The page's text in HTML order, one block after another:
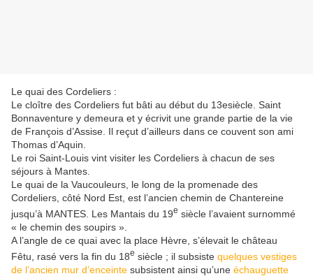
Le quai des Cordeliers :
Le cloître des Cordeliers fut bâti au début du 13esiècle. Saint
Bonnaventure y demeura et y écrivit une grande partie de la vie
de François d’Assise. Il reçut d’ailleurs dans ce couvent son ami
Thomas d’Aquin.
Le roi Saint-Louis vint visiter les Cordeliers à chacun de ses
séjours à Mantes.
Le quai de la Vaucouleurs, le long de la promenade des
Cordeliers, côté Nord Est, est l’ancien chemin de Chantereine
jusqu’à MANTES. Les Mantais du 19e siècle l’avaient surnommé
« le chemin des soupirs ».
A l’angle de ce quai avec la place Hèvre, s’élevait le château
Fêtu, rasé vers la fin du 18e siècle ; il subsiste quelques vestiges
de l’ancien mur d’enceinte subsistent ainsi qu’une échauguette